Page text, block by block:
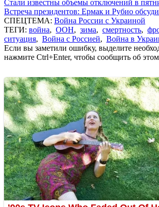
Стали известны объемы отключений в
Встреча президентов: Ермак и Рубио
СПЕЦТЕМА: Война России с Украиной
ТЕГИ: война, ООН, зима, смертность,
ситуация, Война с Россией, Война в
Если вы заметили ошибку, выделите
нажмите Ctrl+Enter, чтобы сообщить об